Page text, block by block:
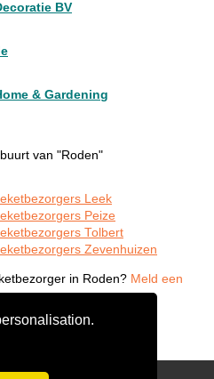
BV
& Gardening
van "Roden"
Leek
Peize
Tolbert
Zevenhuizen
in Roden? Meld een